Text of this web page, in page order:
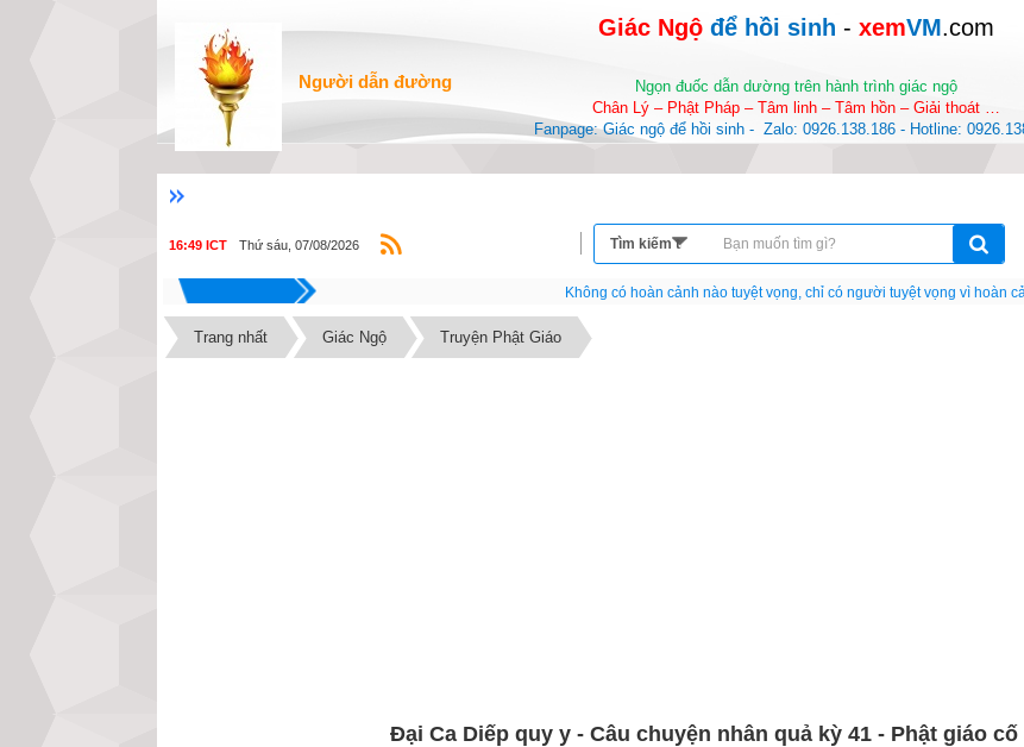
Người dẫn đường
Giác Ngộ để hồi sinh - xemVM.com
Ngọn đuốc dẫn dường trên hành trình giác ngộ
Chân Lý – Phật Pháp – Tâm linh – Tâm hồn – Giải thoát …
Fanpage: Giác ngộ để hồi sinh -  Zalo: 0926.138.186 - Hotline:
16:49 ICT Thứ sáu, 07/08/2026
Nếu như không chịu học tập thì cho dù đi vạn dặm đường cũng chỉ là anh
Trang nhất Giác Ngộ Truyện Phật Giáo
Đại Ca Diếp quy y - Câu chuyện nhân quả kỳ 41 - Phật giáo